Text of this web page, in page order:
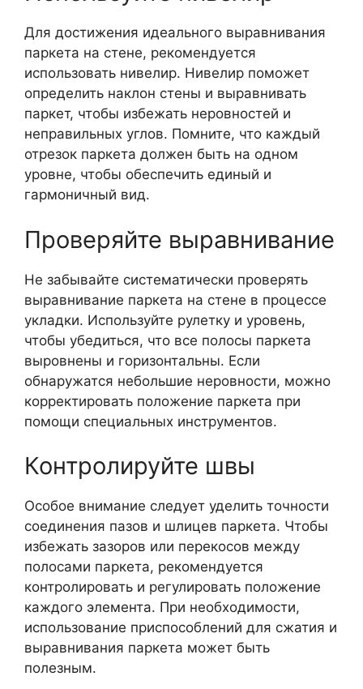
Для достижения идеального выравнивания
паркета на стене, рекомендуется
использовать нивелир. Нивелир поможет
определить наклон стены и выравнивать
паркет, чтобы избежать неровностей и
неправильных углов. Помните, что каждый
отрезок паркета должен быть на одном
уровне, чтобы обеспечить единый и
гармоничный вид.
Проверяйте выравнивание
Не забывайте систематически проверять
выравнивание паркета на стене в процессе
укладки. Используйте рулетку и уровень,
чтобы убедиться, что все полосы паркета
выровнены и горизонтальны. Если
обнаружатся небольшие неровности, можно
корректировать положение паркета при
помощи специальных инструментов.
Контролируйте швы
Особое внимание следует уделить точности
соединения пазов и шлицев паркета. Чтобы
избежать зазоров или перекосов между
полосами паркета, рекомендуется
контролировать и регулировать положение
каждого элемента. При необходимости,
использование приспособлений для сжатия и
выравнивания паркета может быть
полезным.